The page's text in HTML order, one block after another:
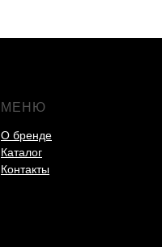
МЕНЮ
О бренде
Каталог
Контакты